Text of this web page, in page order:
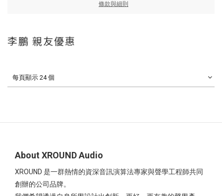
條款與細則
李鵬 親友優惠
每頁顯示 24 個
About XROUND Audio
XROUND 是一群熱情的資深音訊演算法專家與聲學工程師共同
創辦的公司品牌。